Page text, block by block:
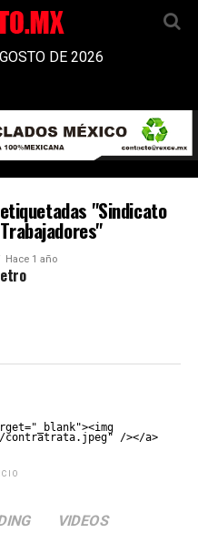
DE 2026
"Sindicato
Hace 1 año
contratrata.jpeg" /></a>
VIDEOS